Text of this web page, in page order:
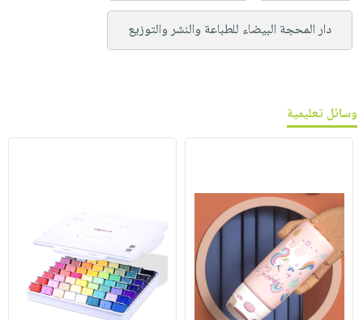
دار المحجة البيضاء للطباعة والنشر والتوزيع
وسائل تعليمية